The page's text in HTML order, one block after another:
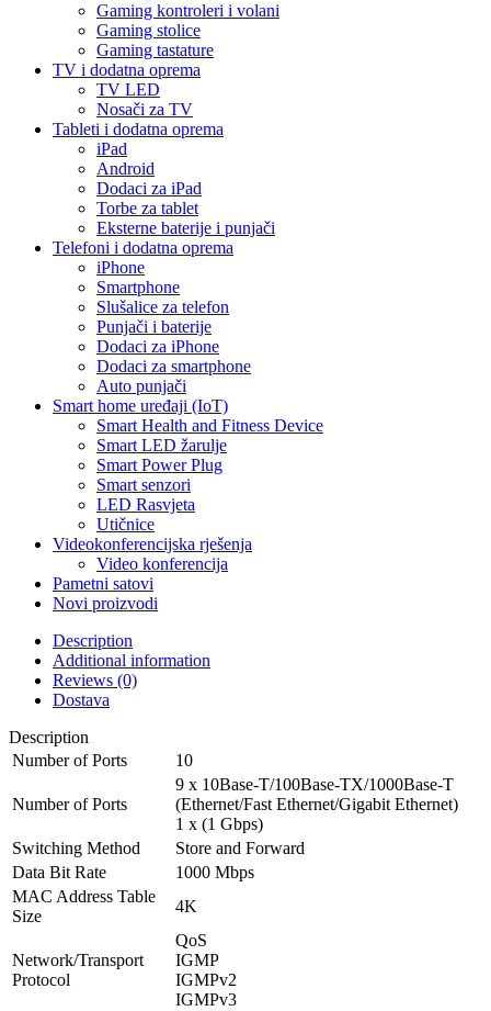
Gaming kontroleri i volani
Gaming stolice
Gaming tastature
TV i dodatna oprema
TV LED
Nosači za TV
Tableti i dodatna oprema
iPad
Android
Dodaci za iPad
Torbe za tablet
Eksterne baterije i punjači
Telefoni i dodatna oprema
iPhone
Smartphone
Slušalice za telefon
Punjači i baterije
Dodaci za iPhone
Dodaci za smartphone
Auto punjači
Smart home uređaji (IoT)
Smart Health and Fitness Device
Smart LED žarulje
Smart Power Plug
Smart senzori
LED Rasvjeta
Utičnice
Videokonferencijska rješenja
Video konferencija
Pametni satovi
Novi proizvodi
Description
Additional information
Reviews (0)
Dostava
Description
Number of Ports
10
Number of Ports
9 x 10Base-T/100Base-TX/1000Base-T
(Ethernet/Fast Ethernet/Gigabit Ethernet)
1 x (1 Gbps)
Switching Method
Store and Forward
Data Bit Rate
1000 Mbps
MAC Address Table
Size
4K
Network/Transport
Protocol
QoS
IGMP
IGMPv2
IGMPv3